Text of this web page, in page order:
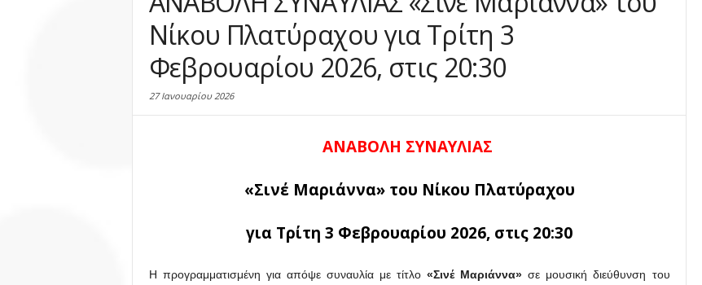
Νίκου Πλατύραχου για Τρίτη 3
Φεβρουαρίου 2026, στις 20:30
27 Ιανουαρίου 2026
ΑΝΑΒΟΛΗ ΣΥΝΑΥΛΙΑΣ
«Σινέ Μαριάννα» του Νίκου Πλατύραχου
για Τρίτη 3 Φεβρουαρίου 2026, στις 20:30
Η προγραμματισμένη για απόψε συναυλία με τίτλο«Σινέ Μαριάννα»σε μουσική διεύθυνση του